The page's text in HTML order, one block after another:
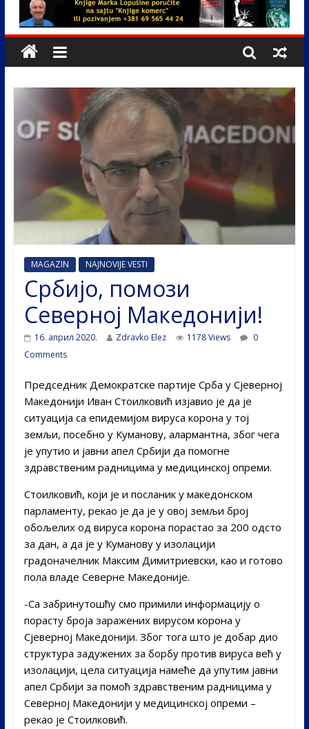
MAGAZIN NAJNOVIJE VESTI
Србијо, помози
Северној Македонији!
16. април 2020. Zdravko Elez 1178 Views
0
Comments
Председник Демократске партије Срба у Сјеверној
Македонији Иван Стоилковић изјавио је да је
ситуација са епидемијом вируса корона у тој
земљи, посебно у Куманову, алармантна, због чега
је упутио и јавни апел Србији да помогне
здравственим радницима у медицинској опреми.
Стоилковић, који је и посланик у македонском
парламенту, рекао је да је у овој земљи број
обољелих од вируса корона порастао за 200 одсто
за дан, а да је у Куманову у изолацији
градоначелник Максим Димитриевски, као и готово
пола владе Северне Македоније.
-Са забринутошћу смо примили информацију о
порасту броја заражених вирусом корона у
Сјеверној Македонији. Због тога што је добар дио
структура задужених за борбу против вируса већ у
изолацији, цела ситуација намеће да упутим јавни
апел Србији за помоћ здравственим радницима у
Северној Македонији у медицинској опреми –
рекао је Стоилковић.